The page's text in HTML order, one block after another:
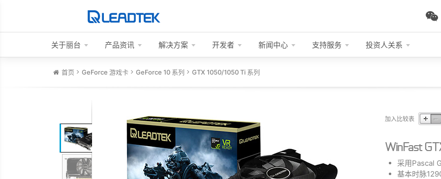
关于丽台 产品资讯 解决方案 开发者 新闻中心 支持服务 投资人关系
首页 GeForce 游戏卡 GeForce 10 系列 GTX 1050/1050 Ti 系列
加入比较表
WinFast
采用Pascal
基本时脉